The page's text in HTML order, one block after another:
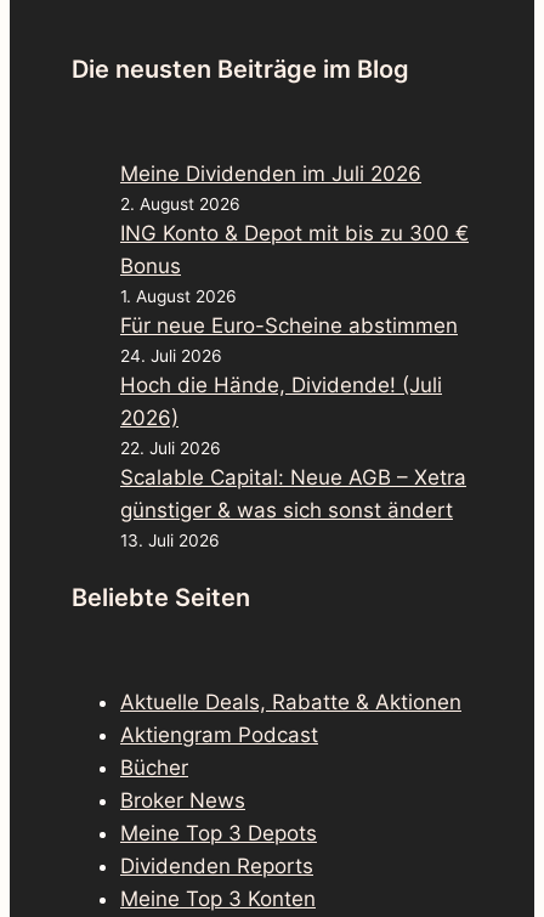
Die neusten Beiträge im Blog
Meine Dividenden im Juli 2026
2. August 2026
ING Konto & Depot mit bis zu 300 €
Bonus
1. August 2026
Für neue Euro-Scheine abstimmen
24. Juli 2026
Hoch die Hände, Dividende! (Juli
2026)
22. Juli 2026
Scalable Capital: Neue AGB – Xetra
günstiger & was sich sonst ändert
13. Juli 2026
Beliebte Seiten
Aktuelle Deals, Rabatte & Aktionen
Aktiengram Podcast
Bücher
Broker News
Meine Top 3 Depots
Dividenden Reports
Meine Top 3 Konten